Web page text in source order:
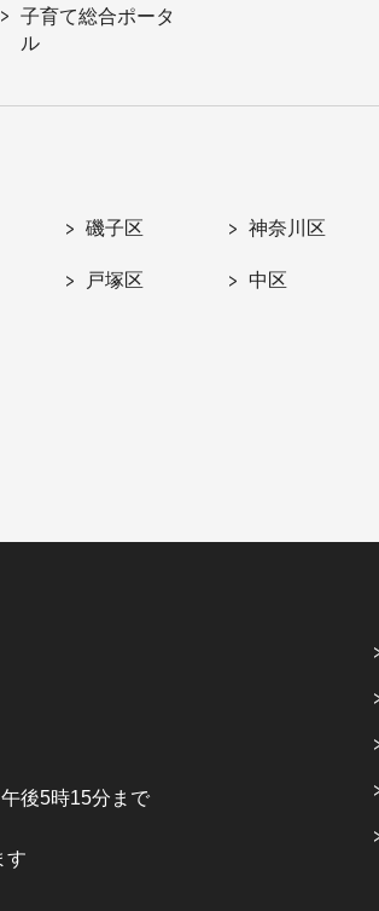
子育て総合ポータ
ル
磯子区 神奈川区
戸塚区 中区
後5時15分まで
す